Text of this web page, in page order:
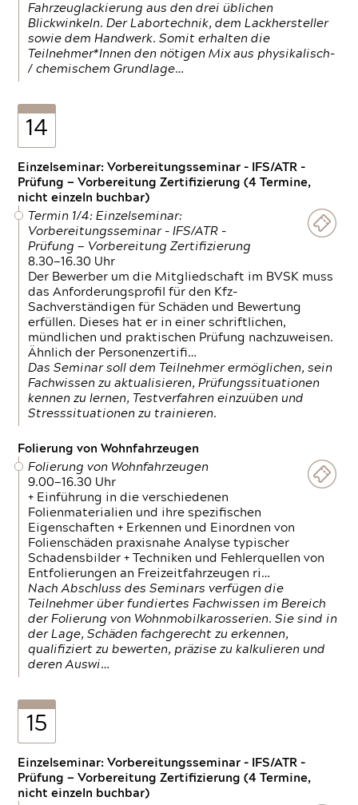
Fahrzeuglackierung aus den drei üblichen
Blickwinkeln. Der Labortechnik, dem Lackhersteller
sowie dem Handwerk. Somit erhalten die
Teilnehmer*Innen den nötigen Mix aus physikalisch-
/ chemischem Grundlage…
14
Einzelseminar: Vorbereitungsseminar - IFS/ATR -
Prüfung — Vorbereitung Zertifizierung (4 Termine,
nicht einzeln buchbar)
Termin 1/4: Einzelseminar:
Vorbereitungsseminar - IFS/ATR -
Prüfung — Vorbereitung Zertifizierung
8.30—16.30 Uhr
Der Bewerber um die Mitgliedschaft im BVSK muss
das Anforderungsprofil für den Kfz-
Sachverständigen für Schäden und Bewertung
erfüllen. Dieses hat er in einer schriftlichen,
mündlichen und praktischen Prüfung nachzuweisen.
Ähnlich der Personenzertifi…
Das Seminar soll dem Teilnehmer ermöglichen, sein
Fachwissen zu aktualisieren, Prüfungssituationen
kennen zu lernen, Testverfahren einzuüben und
Stresssituationen zu trainieren.
Folierung von Wohnfahrzeugen
Folierung von Wohnfahrzeugen
9.00—16.30 Uhr
+ Einführung in die verschiedenen
Folienmaterialien und ihre spezifischen
Eigenschaften + Erkennen und Einordnen von
Folienschäden praxisnahe Analyse typischer
Schadensbilder + Techniken und Fehlerquellen von
Entfolierungen an Freizeitfahrzeugen ri…
Nach Abschluss des Seminars verfügen die
Teilnehmer über fundiertes Fachwissen im Bereich
der Folierung von Wohnmobilkarosserien. Sie sind in
der Lage, Schäden fachgerecht zu erkennen,
qualifiziert zu bewerten, präzise zu kalkulieren und
deren Auswi…
15
Einzelseminar: Vorbereitungsseminar - IFS/ATR -
Prüfung — Vorbereitung Zertifizierung (4 Termine,
nicht einzeln buchbar)